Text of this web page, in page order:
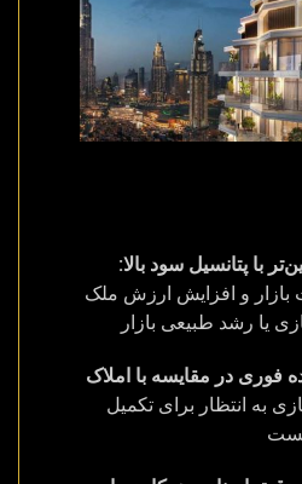
با پتانسیل سود بالا:
بازار و افزایش ارزش ملک
یا رشد طبیعی بازار
فوری در مقایسه با املاک
به انتظار برای تکمیل